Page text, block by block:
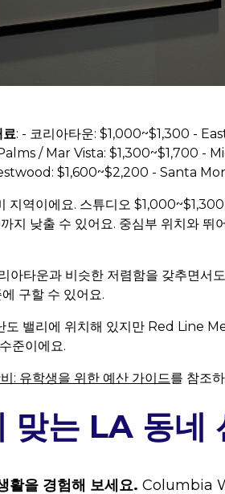
: - 코리아타운: $1,000~$1,300 -
/ Mar Vista: $1,300~$1,700 -
$1,600~$2,200 - Santa
지역이에요. 스튜디오
지 낮출 수 있어요. 중심부 위치와 뛰
아타운과 비슷한 저렴함을 갖추면서
구할 수 있어요.
도 밸리에 위치해 있지만 Red Line
준이에요.
: 유학생을 위한 예산 가이드를 참조
맞는 LA 동네
활을 경험해 보세요. Columbia